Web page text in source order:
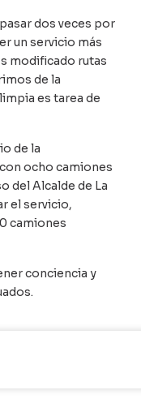
dos veces por
un servicio más
modificado rutas
de la
es tarea de
de la
ocho camiones
del Alcalde de La
el servicio,
camiones
conciencia y